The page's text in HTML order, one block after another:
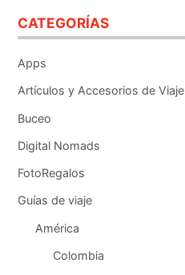
CATEGORÍAS
Apps
Artículos y Accesorios de Viaje
Buceo
Digital Nomads
FotoRegalos
Guías de viaje
América
Colombia